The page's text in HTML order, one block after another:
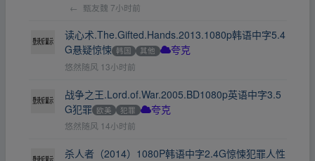
← 甄友魏 7小时前
读心术.The.Gifted.Hands.2013.1080p韩语中字5.4
G悬疑惊悚 韩国 其他 夸克
悠然随风 13小时前
战争之王.Lord.of.War.2005.BD1080p英语中字3.5
G犯罪 欧美 犯罪 夸克
悠然随风 14小时前
杀人者（2014）1080P韩语中字2.4G惊悚犯罪人性